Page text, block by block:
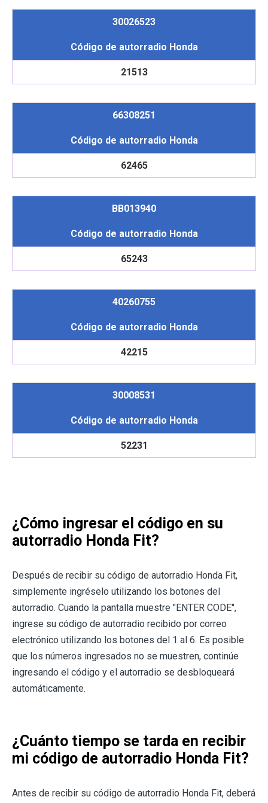
30026523
Código de autorradio Honda
21513
66308251
Código de autorradio Honda
62465
BB013940
Código de autorradio Honda
65243
40260755
Código de autorradio Honda
42215
30008531
Código de autorradio Honda
52231
¿Cómo ingresar el código en su
autorradio Honda Fit?
Después de recibir su código de autorradio Honda Fit,
simplemente ingréselo utilizando los botones del
autorradio. Cuando la pantalla muestre "ENTER CODE",
ingrese su código de autorradio recibido por correo
electrónico utilizando los botones del 1 al 6. Es posible
que los números ingresados no se muestren, continúe
ingresando el código y el autorradio se desbloqueará
automáticamente.
¿Cuánto tiempo se tarda en recibir
mi código de autorradio Honda Fit?
Antes de recibir su código de autorradio Honda Fit, deberá